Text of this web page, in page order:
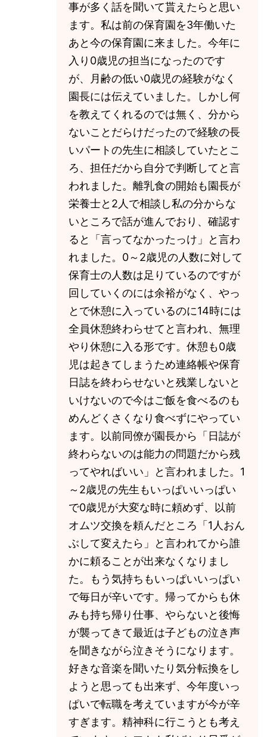
事が多く話を聞いて貰えたらと思い
ます。私は前の保育園を3年働いた
あと今の保育園に来ました。今年に
入り0歳児の担当になったのです
が、月齢の低い0歳児の経験がなく
園長には伝えていました。しかし何
を教えてくれるのでは無く、分から
ないことだらけだったので経験の長
いパートの先生に相談していたとこ
ろ、担任だから自分で判断してと言
われました。離乳食の開始も園長が
栄養士と2人で相談し私の分からな
いところで話が進んでおり、確認す
ると「言ってなかったっけ」と言わ
れました。0～2歳児の人数に対して
保育士の人数は足りているのですが
回していくのには余裕がなく、やっ
とで休憩に入っているのに14時には
全員休憩終わらせてと言われ、無理
やり休憩に入る形です。休憩も0歳
児は起きてしまうため連絡帳や保育
日誌を終わらせないと残業しないと
いけないので今はご飯を食べるのも
めんどくさくなり食べずにやってい
ます。以前同僚が園長から「日誌が
終わらないのは能力の問題だから残
ってやればいい」と言われました。1
～2歳児の先生もいっぱいいっぱい
で0歳児が大変な時に頼めず、以前
オムツ交換を頼んだところ「1人おん
ぶして変えたら」と言われてから誰
かに頼ることが出来なくなりまし
た。もう気持ちもいっぱいいっぱい
で毎日が辛いです。帰ってからも休
みも持ち帰り仕事、やらないと後悔
が襲ってきて最近は子どもの泣き声
を聞きながら泣きそうになります。
好きな音楽を聞いたり気分転換をし
ようと思っても出来ず、今年度いっ
ぱいで転職を考えていますが今が辛
すぎます。精神科に行こうとも考え